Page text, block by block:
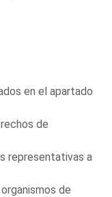
en el apartado
de
representativas a
de